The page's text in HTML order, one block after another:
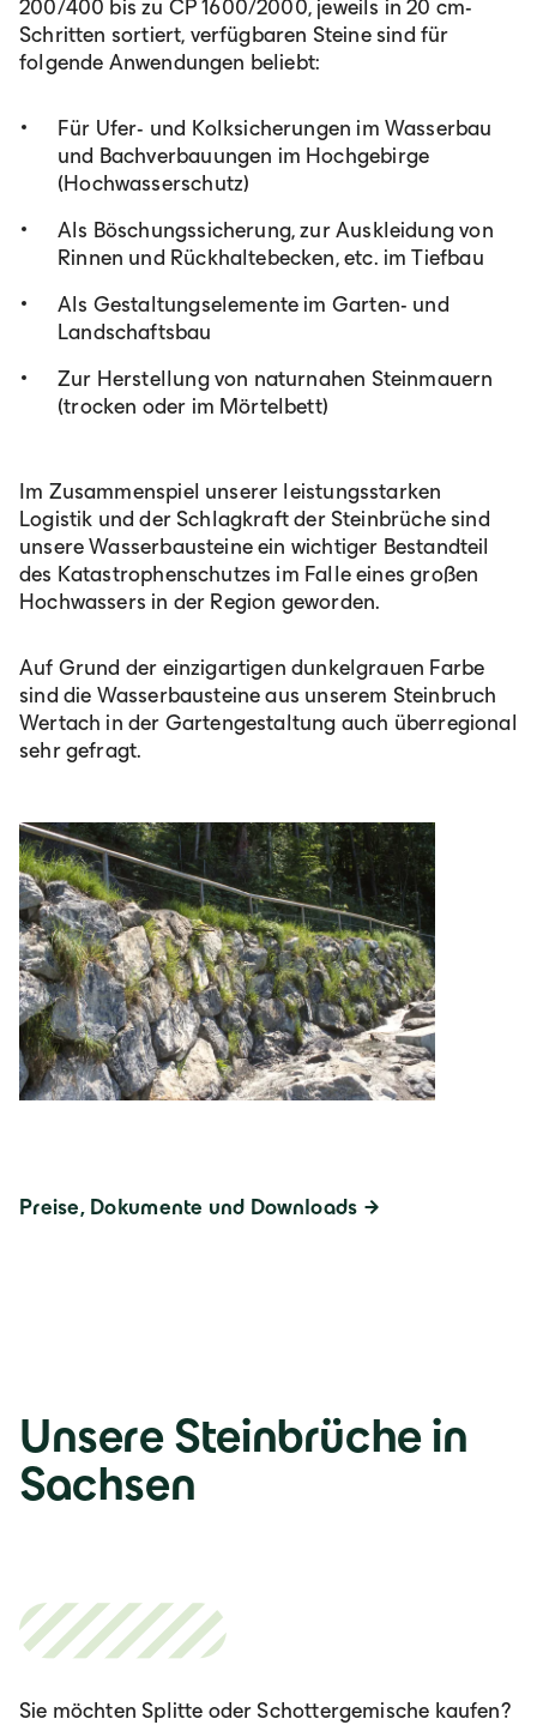
Preise, Dokumente und Downloads
200/400 bis zu CP 1600/2000, jeweils in 20 cm-
Schritten sortiert, verfügbaren Steine sind für
folgende Anwendungen beliebt:
Für Ufer- und Kolksicherungen im Wasserbau
und Bachverbauungen im Hochgebirge
(Hochwasserschutz)
Als Böschungssicherung, zur Auskleidung von
Rinnen und Rückhaltebecken, etc. im Tiefbau
Als Gestaltungselemente im Garten- und
Landschaftsbau
Zur Herstellung von naturnahen Steinmauern
(trocken oder im Mörtelbett)
Im Zusammenspiel unserer leistungsstarken
Logistik und der Schlagkraft der Steinbrüche sind
unsere Wasserbausteine ein wichtiger Bestandteil
des Katastrophenschutzes im Falle eines großen
Hochwassers in der Region geworden.
Auf Grund der einzigartigen dunkelgrauen Farbe
sind die Wasserbausteine aus unserem Steinbruch
Wertach in der Gartengestaltung auch überregional
sehr gefragt.
Unsere Steinbrüche in
Sachsen
Sie möchten Splitte oder Schottergemische kaufen?